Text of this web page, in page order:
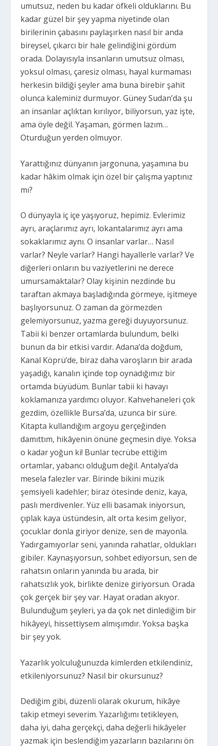
umutsuz, neden bu kadar öfkeli olduklarını. Bu
kadar güzel bir şey yapma niyetinde olan
birilerinin çabasını paylaşırken nasıl bir anda
bireysel, çıkarcı bir hale gelindiğini gördüm
orada. Dolayısıyla insanların umutsuz olması,
yoksul olması, çaresiz olması, hayal kurmaması
herkesin bildiği şeyler ama buna birebir şahit
olunca kaleminiz durmuyor. Güney Sudan’da şu
an insanlar açlıktan kırılıyor, biliyorsun, yaz işte,
ama öyle değil. Yaşaman, görmen lazım…
Oturduğun yerden olmuyor.
Yarattığınız dünyanın jargonuna, yaşamına bu
kadar hâkim olmak için özel bir çalışma yaptınız
mı?
O dünyayla iç içe yaşıyoruz, hepimiz. Evlerimiz
ayrı, araçlarımız ayrı, lokantalarımız ayrı ama
sokaklarımız aynı. O insanlar varlar… Nasıl
varlar? Neyle varlar? Hangi hayallerle varlar? Ve
diğerleri onların bu vaziyetlerini ne derece
umursamaktalar? Olay kişinin nezdinde bu
taraftan akmaya başladığında görmeye, işitmeye
başlıyorsunuz. O zaman da görmezden
gelemiyorsunuz, yazma gereği duyuyorsunuz.
Tabii ki benzer ortamlarda bulundum, belki
bunun da bir etkisi vardır. Adana’da doğdum,
Kanal Köprü’de, biraz daha varoşların bir arada
yaşadığı, kanalın içinde top oynadığımız bir
ortamda büyüdüm. Bunlar tabii ki havayı
koklamanıza yardımcı oluyor. Kahvehaneleri çok
gezdim, özellikle Bursa’da, uzunca bir süre.
Kitapta kullandığım argoyu gerçeğinden
damıttım, hikâyenin önüne geçmesin diye. Yoksa
o kadar yoğun ki! Bunlar tecrübe ettiğim
ortamlar, yabancı olduğum değil. Antalya’da
mesela falezler var. Birinde bikini müzik
şemsiyeli kadehler; biraz ötesinde deniz, kaya,
paslı merdivenler. Yüz elli basamak iniyorsun,
çıplak kaya üstündesin, alt orta kesim geliyor,
çocuklar donla giriyor denize, sen de mayonla.
Yadırgamıyorlar seni, yanında rahatlar, oldukları
gibiler. Kaynaşıyorsun, sohbet ediyorsun, sen de
rahatsın onların yanında bu arada, bir
rahatsızlık yok, birlikte denize giriyorsun. Orada
çok gerçek bir şey var. Hayat oradan akıyor.
Bulunduğum şeyleri, ya da çok net dinlediğim bir
hikâyeyi, hissettiysem almışımdır. Yoksa başka
bir şey yok.
Yazarlık yolculuğunuzda kimlerden etkilendiniz,
etkileniyorsunuz? Nasıl bir okursunuz?
Dediğim gibi, düzenli olarak okurum, hikâye
takip etmeyi severim. Yazarlığımı tetikleyen,
daha iyi, daha gerçekçi, daha değerli hikâyeler
yazmak için beslendiğim yazarların bazılarını ön